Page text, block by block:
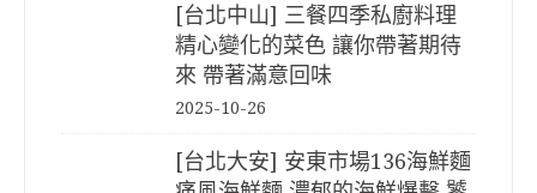
[台北中山] 三餐四季私廚料理
精心變化的菜色 讓你帶著期待
來 帶著滿意回味
2025-10-26
[台北大安] 安東市場136海鮮麵